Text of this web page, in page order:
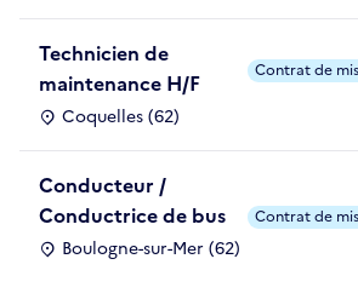
Technicien de
maintenance H/F
Coquelles (62)
Contrat de
Conducteur /
Conductrice de bus
Boulogne-sur-Mer (62)
Contrat de